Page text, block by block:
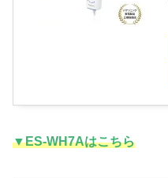
▼ES-WH7Aはこちら